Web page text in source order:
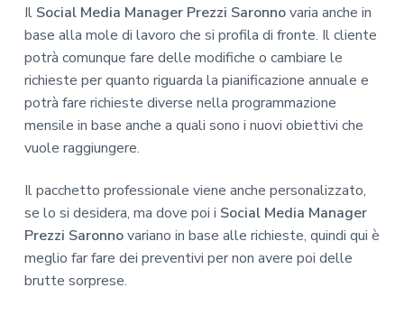
Il Social Media Manager Prezzi Saronnovaria anche in
base alla mole di lavoro che si profila di fronte. Il cliente
potrà comunque fare delle modifiche o cambiare le
richieste per quanto riguarda la pianificazione annuale e
potrà fare richieste diverse nella programmazione
mensile in base anche a quali sono i nuovi obiettivi che
vuole raggiungere.
Il pacchetto professionale viene anche personalizzato,
se lo si desidera, ma dove poi i Social Media Manager
Prezzi Saronnovariano in base alle richieste, quindi qui è
meglio far fare dei preventivi per non avere poi delle
brutte sorprese.